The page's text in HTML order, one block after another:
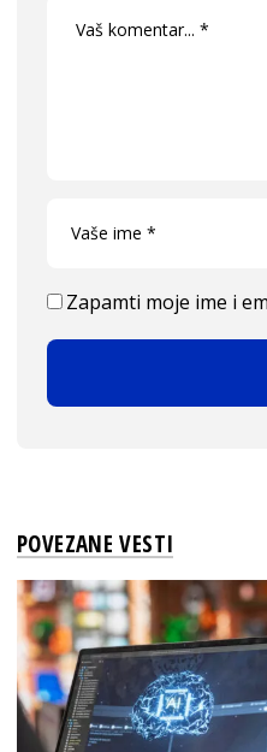
Zapamti moje ime i
POVEZANE VESTI